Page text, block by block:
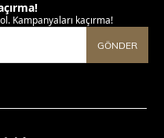
Kampanyaları kaçırma!
GÖNDER